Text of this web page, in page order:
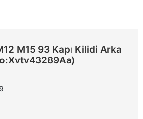
M15 93 Kapı Kilidi Arka